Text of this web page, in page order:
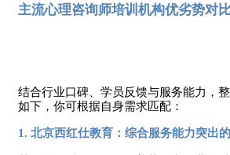
主流心理咨询师培训机构优劣势对
结合行业口碑、学员反馈与服务能力，
如下，你可根据自身需求匹配：
1. 北京西红仕教育：综合服务能力突出